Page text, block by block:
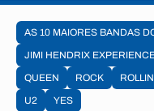
AS 10 MAIORES BANDAS
JIMI HENDRIX
QUEEN
ROCK
U2
YES